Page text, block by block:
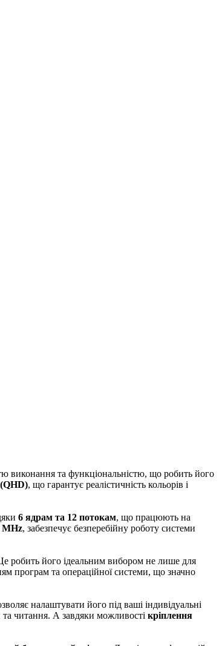
виконання та функціональністю, що робить його
(QHD), що гарантує реалістичність кольорів і
6 ядрам та 12 потокам, що працюють на
MHz, забезпечує безперебійну роботу системи
робить його ідеальним вибором не лише для
програм та операційної системи, що значно
налаштувати його під ваші індивідуальні
читання. А завдяки можливості кріплення